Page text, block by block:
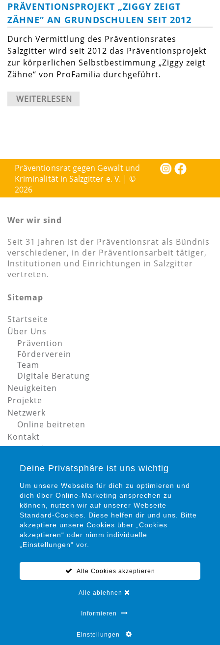
PRÄVENTIONSPROJEKT „ZIGGY ZEIGT
ZÄHNE“ AN GRUNDSCHULEN SEIT 2012
Durch Vermittlung des Präventionsrates
Salzgitter wird seit 2012 das Präventionsprojekt
zur körperlichen Selbstbestimmung „Ziggy zeigt
Zähne“ von ProFamilia durchgeführt.
WEITERLESEN
Präventionsrat gegen Gewalt und
Kriminalität in Salzgitter e. V. | ©
2026
Wer wir sind
Seit 31 Jahren ist der Präventionsrat als Bündnis
verschiedener, in der Präventionsarbeit tätiger,
Institutionen und Einrichtungen in Salzgitter
vertreten.
Sitemap
Startseite
Über Uns
Prävention
Förderverein
Team
Digitale Beratung
Neuigkeiten
Projekte
Netzwerk
Online beitreten
Kontakt
Datenschutz
Petra Siems
Präventionsrat gegen Gewalt und Kriminalität in
05341 / 94 15 22 0
info@praeventionsrat-salzgitter.de
Deine Privatsphäre ist uns wichtig
Um unsere Webseite für dich zu optimieren und
dich über Online-Marketing ansprechen zu
können, nutzen wir auf unserer Webseite
Standard-Cookies. Diese helfen dir und uns. Bitte
akzeptiere unsere Cookies über „Cookies
akzeptieren“ oder nimm individuelle
„Einstellungen“ vor.
Alle Cookies akzeptieren
Alle ablehnen
Informieren
Einstellungen